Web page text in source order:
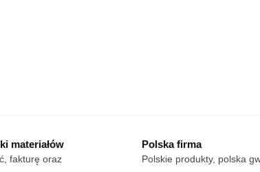
materiałów
fakturę oraz
Polska firma
Polskie produkty, polska